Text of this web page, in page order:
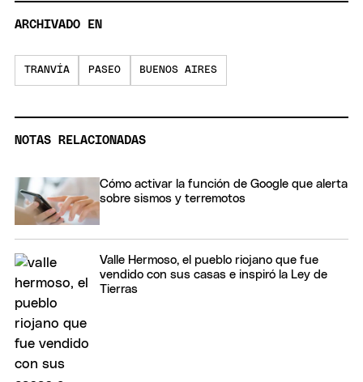
ARCHIVADO EN
TRANVÍA PASEO BUENOS AIRES
NOTAS RELACIONADAS
Cómo activar la función de Google que alerta
sobre sismos y terremotos
Valle Hermoso, el pueblo riojano que fue
vendido con sus casas e inspiró la Ley de
Tierras